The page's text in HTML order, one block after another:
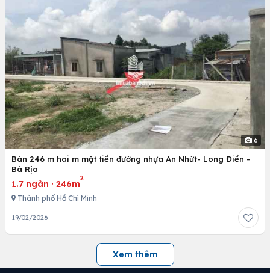
6
Bán 246 m hai m mặt tiền đường nhựa An Nhứt- Long Điền -
Bà Rịa
1.7 ngàn · 246m
2
Thành phố Hồ Chí Minh
19/02/2026
Xem thêm